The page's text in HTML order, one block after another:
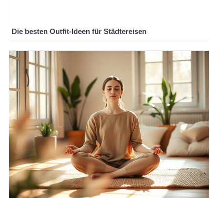
Die besten Outfit-Ideen für Städtereisen